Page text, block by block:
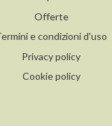
Offerte
e condizioni d'uso
Privacy policy
Cookie policy